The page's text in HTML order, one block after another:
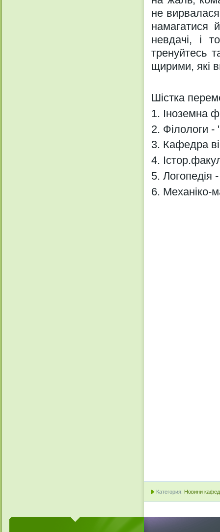
не
намагатися
невдачі, і
тренуйтесь
щирими, які
Шістка
1. Іноземна
2. Філологи -
3. Кафедра
4.
5. Логопедія
6. Механіко-
Категория: Новини